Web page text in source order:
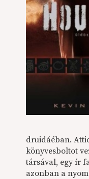
druidáéban.
könyvesboltot
társával, egy ír
azonban a